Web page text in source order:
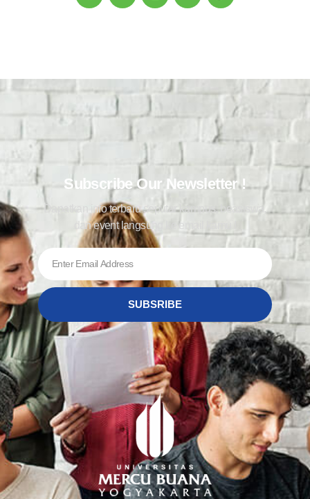
Subscribe Our Newsletter !
Dapatkan info terbaru seputar kampus, beasiswa,
dan event langsung ke email kamu !
SUBSRIBE